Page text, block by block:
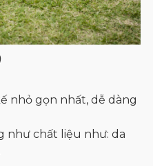
nhỏ gọn nhất, dễ dàng
như chất liệu như: da